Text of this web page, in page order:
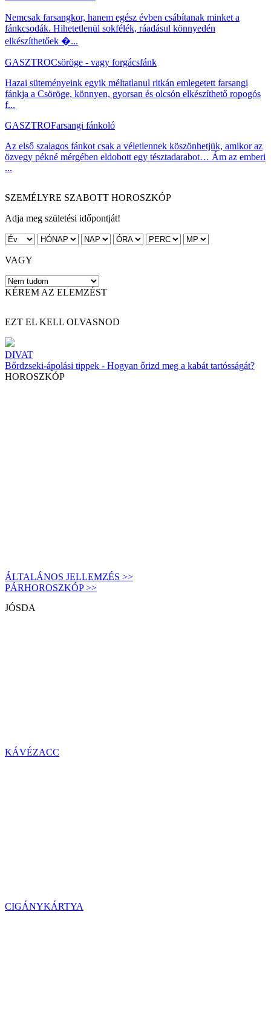
Nemcsak farsangkor, hanem egész évben csábítanak minket a
fánkcsodák. Hihetetlenül sokfélék, ráadásul könnyedén
elkészíthetőek �...
GASZTROCsöröge - vagy forgácsfánk
Hazai süteményeink egyik méltatlanul ritkán emlegetett farsangi
fánkja a Csöröge, könnyen, gyorsan és olcsón elkészíthető ropogós
f...
GASZTROFarsangi fánkoló
Az első szalagos fánkot csak a véletlennek köszönhetjük, amikor az
özvegy pékné mérgében eldobott egy tésztadarabot… Ám az emberi
...
SZEMÉLYRE SZABOTT HOROSZKÓP
Adja meg születési időpontját!
VAGY
KÉREM AZ ELEMZÉST
EZT EL KELL OLVASNOD
DIVAT
Bőrdzseki-ápolási tippek - Hogyan őrizd meg a kabát tartósságát?
HOROSZKÓP
ÁLTALÁNOS JELLEMZÉS >>
PÁRHOROSZKÓP >>
JÓSDA
KÁVÉZACC
CIGÁNYKÁRTYA